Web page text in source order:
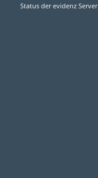
Status der evidenz Server